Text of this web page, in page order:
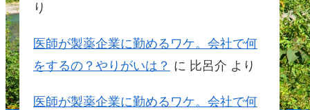
り
医師が製薬企業に勤めるワケ。会社で何
をするの？やりがいは？ に 比呂介 より
医師が製薬企業に勤めるワケ。会社で何